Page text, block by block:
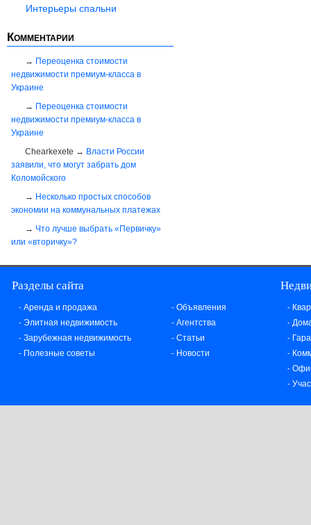
Интерьеры спальни
Комментарии
Переоценка стоимости
недвижимости премиум-класса в
Украине
Переоценка стоимости
недвижимости премиум-класса в
Украине
Chearkexete
Власти России
заявили, что могут забрать дом
Коломойского
Несколько простых способов
экономии на коммунальных платежах
Что лучше выбрать «Первичку»
или «вторичку»?
Разделы сайта
- Аренда и продажа
- Элитная недвижимость
- Зарубежная недвижимость
- Полезные советы
- Объявления
- Агентства
- Статьи
- Новости
-
-
-
-
-
-